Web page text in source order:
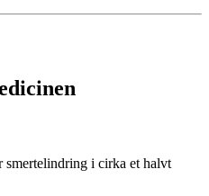
smertelindring i cirka et halvt